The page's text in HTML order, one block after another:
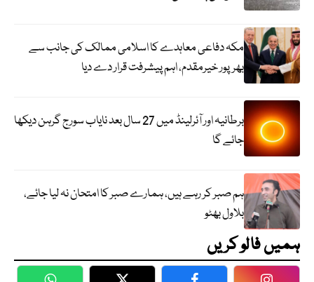
مکہ دفاعی معاہدے کا اسلامی ممالک کی جانب سے
بھرپور خیرمقدم، اہم پیشرفت قرار دے دیا
برطانیہ اور آئرلینڈ میں 27 سال بعد نایاب سورج گرہن دیکھا
جائے گا
ہم صبر کر رہے ہیں، ہمارے صبر کا امتحان نہ لیا جائے،
بلاول بھٹو
ہمیں فالو کریں